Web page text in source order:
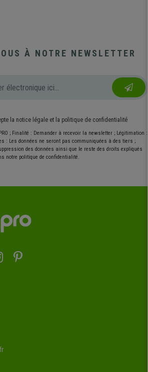
À NOTRE NEWSLETTER
la notice légale et la politique de confidentialité
; Finalité : Demander à recevoir la newsletter ; Légitimation :
: Les données ne seront pas communiquées à des tiers ;
des données ainsi que le reste des droits expliqués
notre politique de confidentialité.